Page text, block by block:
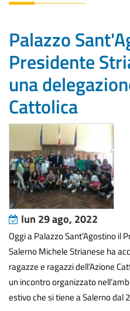
Palazzo
Presidente
una
Cattolica
lun 29 ago, 2022
Oggi a Palazzo Sant’Agostino il
Salerno Michele Strianese ha
ragazze e ragazzi dell’Azione
un incontro organizzato
estivo che si tiene a Salerno dal